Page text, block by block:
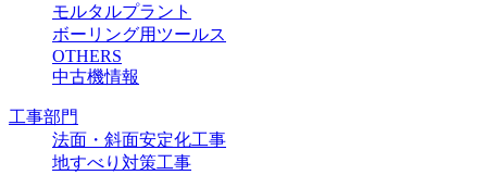
モルタルプラント
ボーリング用ツールス
OTHERS
中古機情報
工事部門
法面・斜面安定化工事
地すべり対策工事